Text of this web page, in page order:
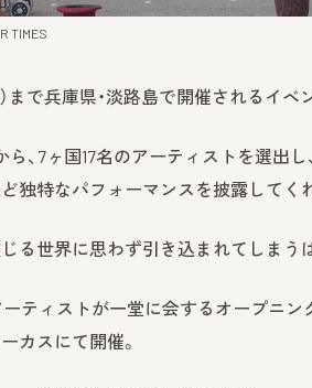
TIMES
まで兵庫県・淡路島で開催されるイベ
、7ヶ国17名のアーティストを選出
独特なパフォーマンスを披露してく
る世界に思わず引き込まれてしまう
ーティストが一堂に会するオープニン
カスにて開催。